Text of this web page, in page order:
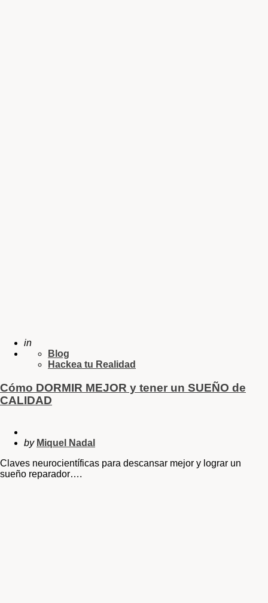
in
Blog
Hackea tu Realidad
Cómo DORMIR MEJOR y tener un SUEÑO de
CALIDAD
by Miquel Nadal
Claves neurocientíficas para descansar mejor y lograr un
sueño reparador….